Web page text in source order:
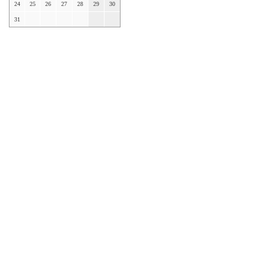
24 25 26 27 28 29 30
31